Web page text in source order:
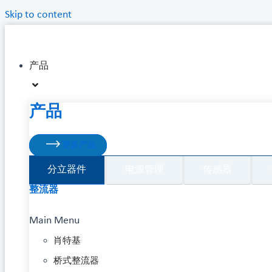
Skip to content
产品
产品
更多产品
分立器件
整流器
Main Menu
肖特基
桥式整流器